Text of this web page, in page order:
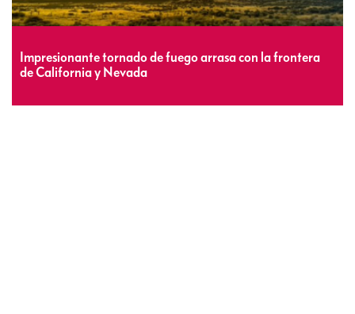
Impresionante tornado de fuego arrasa con la frontera
de California y Nevada